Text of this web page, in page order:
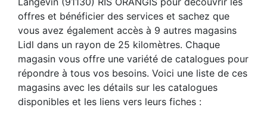
offres et bénéficier des services et sachez que
vous avez également accès à 9 autres magasins
Lidl dans un rayon de 25 kilomètres. Chaque
magasin vous offre une variété de catalogues pour
répondre à tous vos besoins. Voici une liste de ces
magasins avec les détails sur les catalogues
disponibles et les liens vers leurs fiches :